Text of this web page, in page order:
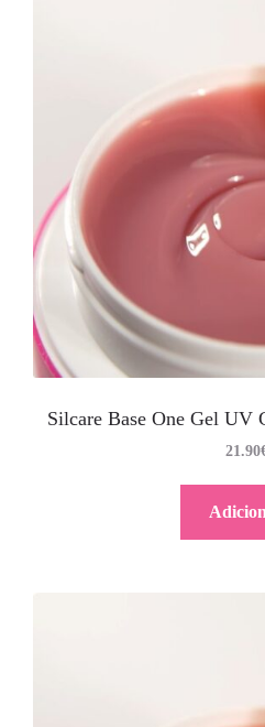
Silcare Base One Gel UV
21.90